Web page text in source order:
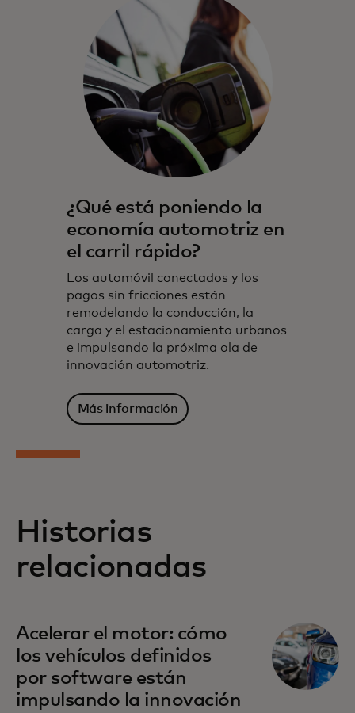
¿Qué está poniendo la
economía automotriz en
el carril rápido?
Los automóvil conectados y los
pagos sin fricciones están
remodelando la conducción, la
carga y el estacionamiento urbanos
e impulsando la próxima ola de
innovación automotriz.
Más información
Historias
relacionadas
Acelerar el motor: cómo
los vehículos definidos
por software están
impulsando la innovación